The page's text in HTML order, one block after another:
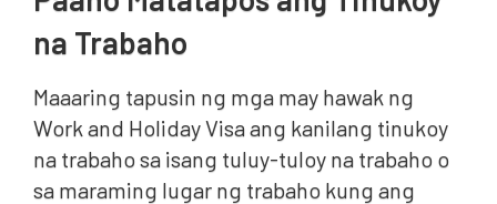
na Trabaho
Maaaring tapusin ng mga may hawak ng
Work and Holiday Visa ang kanilang tinukoy
na trabaho sa isang tuluy-tuloy na trabaho o
sa maraming lugar ng trabaho kung ang